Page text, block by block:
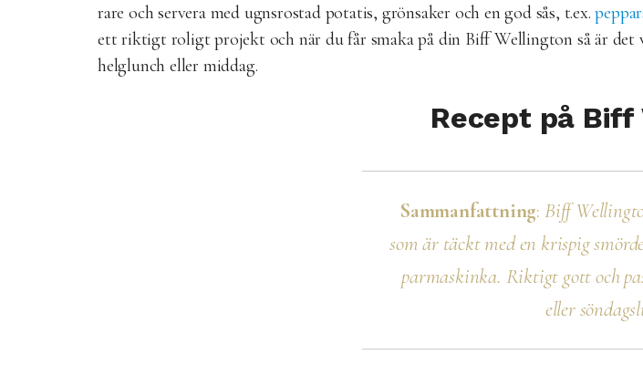
rare och servera med ugnsrostad potatis, grönsaker och en god sås, t.ex.
ett riktigt roligt projekt och när du får smaka på din Biff Wellington så är det
helglunch eller middag.
Recept på
Sammanfattning: Biff
som är täckt med en krispig
parmaskinka. Riktigt gott och
eller